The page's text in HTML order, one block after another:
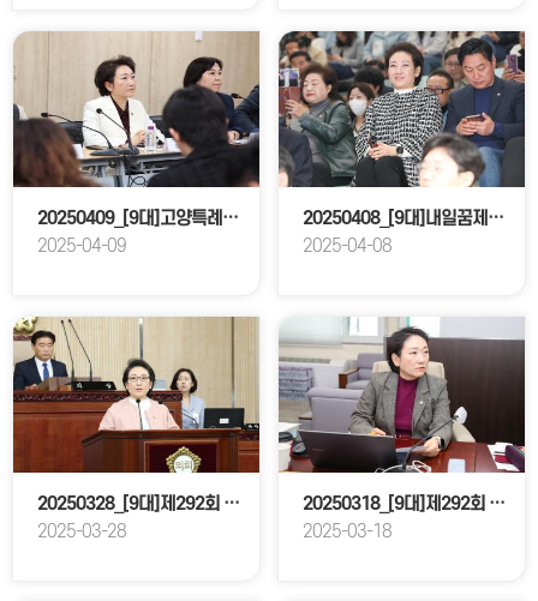
20250409_[9대]고양특례시의회 기획행정위원회와 생활체육종목단체장 간담회
2025-04-09
20250408_[9대]내일꿈제작소 개관식
2025-04-08
20250328_[9대]제292회 고양특례시의회 임시회 제3차 본회의
2025-03-28
20250318_[9대]제292회 고양특례시의회 임시회_기획행정위원회
2025-03-18